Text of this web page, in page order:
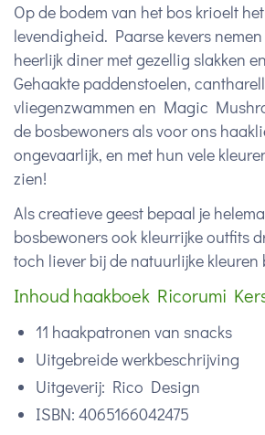
Op de bodem van het bos krioelt
levendigheid. Paarse kevers
heerlijk diner met gezellig slakken
Gehaakte paddenstoelen,
vliegenzwammen en Magic
de bosbewoners als voor ons
ongevaarlijk, en met hun vele
zien!
Als creatieve geest bepaal je
bosbewoners ook kleurrijke outfits
toch liever bij de natuurlijke kleuren
Inhoud haakboek Ricorumi
11 haakpatronen van snacks
Uitgebreide werkbeschrijving
Uitgeverij: Rico Design
ISBN: 4065166042475